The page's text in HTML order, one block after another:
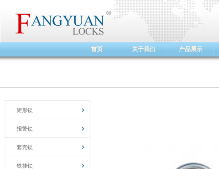
首页 关于我们 产品展示
矩形锁
报警锁
套壳锁
铁挂锁